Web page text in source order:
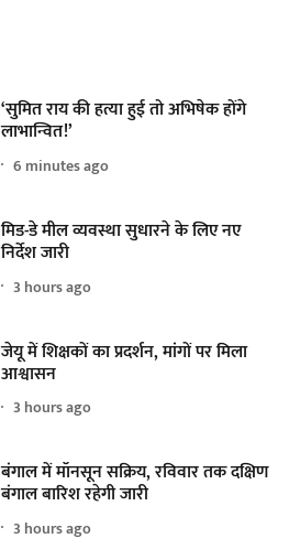
‘सुमित राय की हत्या हुई तो अभिषेक होंगे
लाभान्वित!’
6 minutes ago
मिड-डे मील व्यवस्था सुधारने के लिए नए
निर्देश जारी
3 hours ago
जेयू में शिक्षकों का प्रदर्शन, मांगों पर मिला
आश्वासन
3 hours ago
बंगाल में मॉनसून सक्रिय, रविवार तक दक्षिण
बंगाल बारिश रहेगी जारी
3 hours ago